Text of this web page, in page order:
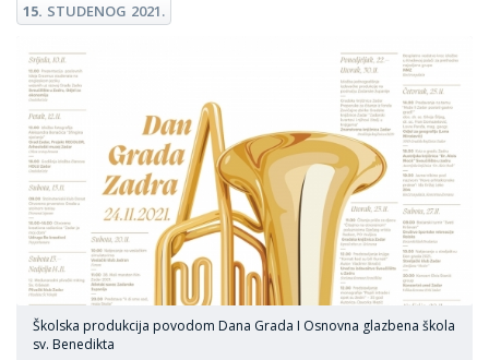
15. STUDENOG 2021.
Školska produkcija povodom Dana Grada I Osnovna glazbena škola
sv. Benedikta